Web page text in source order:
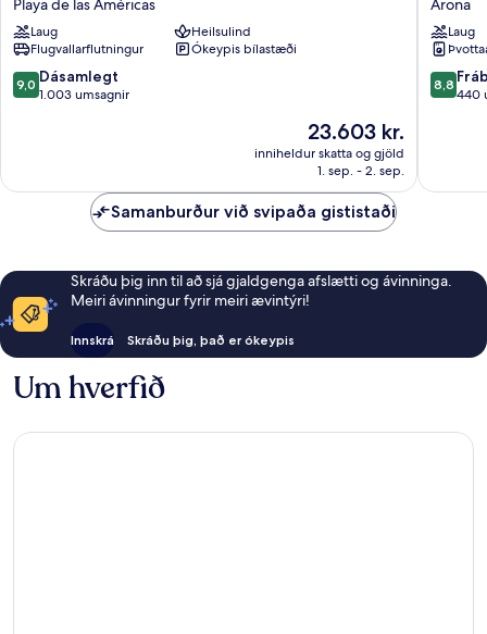
Hotel
Playa
de
las
Américas
Laug
Heilsulind
Flugvallarflutningur
Ókeypis bílastæði
9.0
af
9,0 Dásamlegt
1.003 umsagnir
Verðið
23.603 kr.
23.603 kr.
inniheldur skatta og gjöld
1. sep. - 2. sep.
Arona
Laug
8.8
af
8,8
440
Samanburður við svipaða gististaði
Skráðu þig inn til að sjá gjaldgenga afslætti og ávinninga.
Meiri ávinningur fyrir meiri ævintýri!
Innskrá Skráðu þig, það er ókeypis
Um hverfið